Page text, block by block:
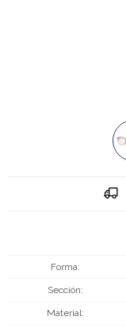
Forma
Sección
Material